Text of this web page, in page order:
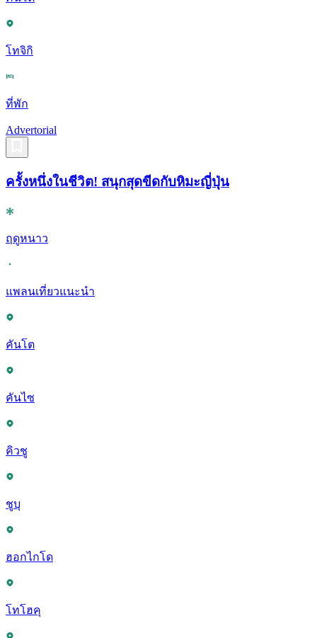
โทจิกิ
ที่พัก
Advertorial
ครั้งหนึ่งในชีวิต! สนุกสุดขีดกับหิมะญี่ปุ่น
ฤดูหนาว
แพลนเที่ยวแนะนำ
คันโต
คันไซ
คิวชู
ชูบุ
ฮอกไกโด
โทโฮคุ